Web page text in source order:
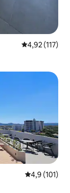
Gemiddelde
4,92 (117)
Gemiddelde
4,9 (101)